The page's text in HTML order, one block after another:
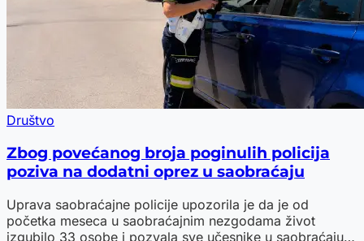
Društvo
Zbog povećanog broja poginulih policija
poziva na dodatni oprez u saobraćaju
Uprava saobraćajne policije upozorila je da je od
početka meseca u saobraćajnim nezgodama život
izgubilo 33 osobe i pozvala sve učesnike u saobraćaju